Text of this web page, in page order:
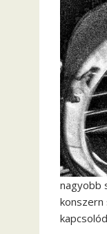
nagyobb
konszern